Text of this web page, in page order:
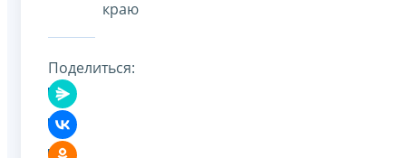
краю
Поделиться: